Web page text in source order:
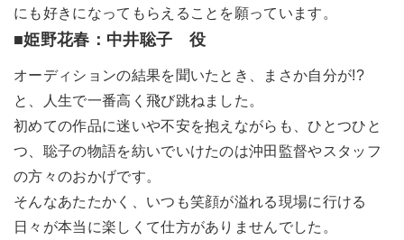
にも好きになってもらえることを願っています。
■姫野花春：中井聡子 役
オーディションの結果を聞いたとき、まさか自分が!?
と、人生で一番高く飛び跳ねました。
初めての作品に迷いや不安を抱えながらも、ひとつひと
つ、聡子の物語を紡いでいけたのは沖田監督やスタッフ
の方々のおかげです。
そんなあたたかく、いつも笑顔が溢れる現場に行ける
日々が本当に楽しくて仕方がありませんでした。